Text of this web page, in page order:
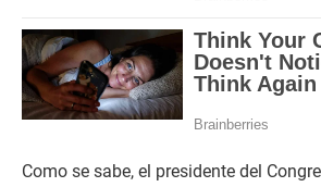
Como se sabe, el presidente del